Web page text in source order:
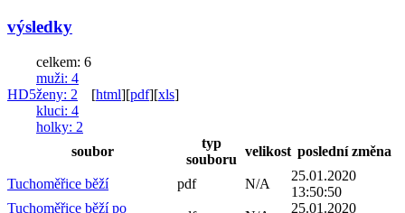
výsledky
HD5
celkem: 6
muži: 4
ženy: 2
kluci: 4
holky: 2
[html][pdf][xls]
soubor
typ
souboru
velikost poslední změna
Tuchoměřice běží pdf N/A
25.01.2020
13:50:50
Tuchoměřice běží po
25.01.2020